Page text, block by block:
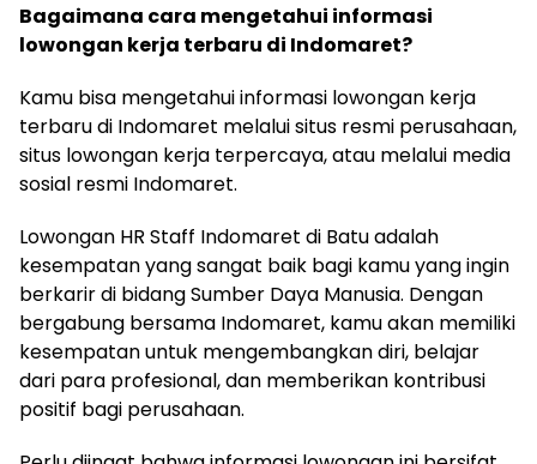
Bagaimana cara mengetahui informasi
lowongan kerja terbaru di Indomaret?
Kamu bisa mengetahui informasi lowongan kerja
terbaru di Indomaret melalui situs resmi perusahaan,
situs lowongan kerja terpercaya, atau melalui media
sosial resmi Indomaret.
Lowongan HR Staff Indomaret di Batu adalah
kesempatan yang sangat baik bagi kamu yang ingin
berkarir di bidang Sumber Daya Manusia. Dengan
bergabung bersama Indomaret, kamu akan memiliki
kesempatan untuk mengembangkan diri, belajar
dari para profesional, dan memberikan kontribusi
positif bagi perusahaan.